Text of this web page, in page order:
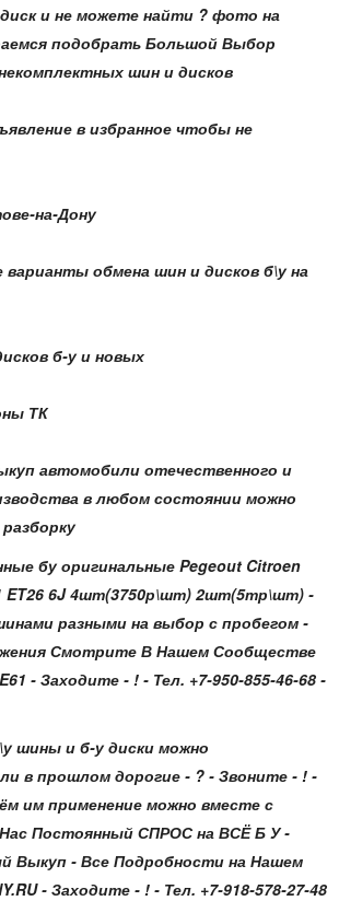
и не можете найти ? фото на
подобрать Большой Выбор
шин и дисков
в избранное чтобы не
на-Дону
обмена шин и дисков б\у на
б-у и новых
ТК
автомобили отечественного и
в любом состоянии можно
бу оригинальные Pegeout Citroen
ET26 6J 4шт(3750р\шт) 2шт(5тр\шт) -
разными на выбор с пробегом -
Смотрите В Нашем Сообществе
- Заходите - ! - Тел. +7-950-855-46-68 -
шины и б-у диски можно
в прошлом дорогие - ? - Звоните - ! -
им применение можно вместе с
Постоянный СПРОС на ВСЁ Б У -
Выкуп - Все Подробности на Нашем
- Заходите - ! - Тел. +7-918-578-27-48